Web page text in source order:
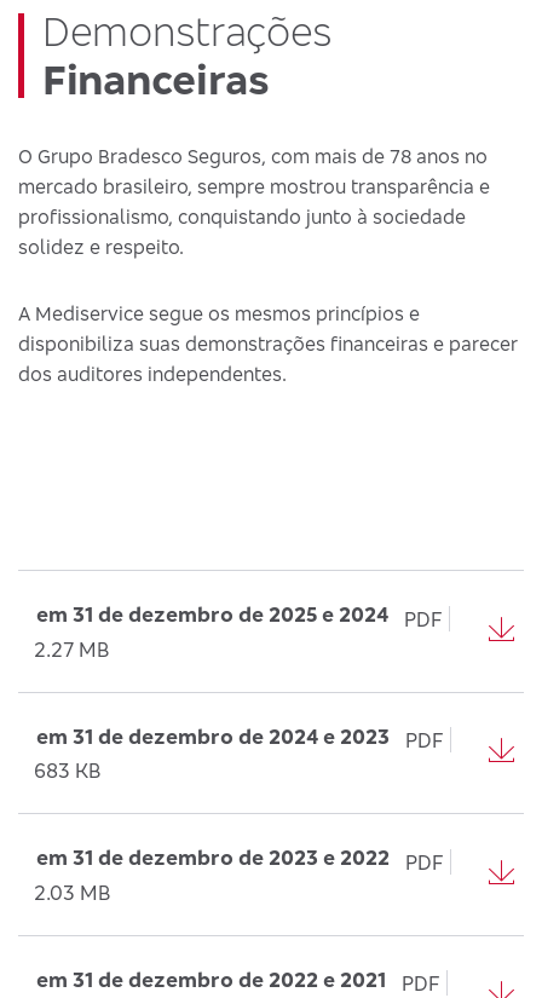
Demonstrações
Financeiras
O Grupo Bradesco Seguros, com mais de 78 anos no
mercado brasileiro, sempre mostrou transparência e
profissionalismo, conquistando junto à sociedade
solidez e respeito.
A Mediservice segue os mesmos princípios e
disponibiliza suas demonstrações financeiras e parecer
dos auditores independentes.
em 31 de dezembro de 2025 e 2024
PDF
2.27 MB
em 31 de dezembro de 2024 e 2023
PDF
683 KB
em 31 de dezembro de 2023 e 2022
PDF
2.03 MB
em 31 de dezembro de 2022 e 2021
PDF